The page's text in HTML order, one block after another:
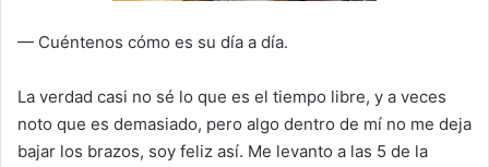
— Cuéntenos cómo es su día a día.
La verdad casi no sé lo que es el tiempo libre, y a veces
noto que es demasiado, pero algo dentro de mí no me deja
bajar los brazos, soy feliz así. Me levanto a las 5 de la